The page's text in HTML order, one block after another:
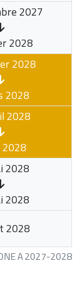
A 2027-2028
2027
2028
2028
2028
2028
2028
2028
2028